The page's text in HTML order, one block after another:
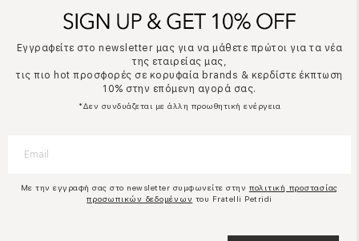
Εγγραφείτε στο newsletter μας για να μάθετε πρώτοι για τα νέα
της εταιρείας μας,
τις πιο hot προσφορές σε κορυφαία brands & κερδίστε έκπτωση
10% στην επόμενη αγορά σας.
*Δεν συνδυάζεται με άλλη προωθητική ενέργεια
Με την εγγραφή σας στο newsletter συμφωνείτε στην πολιτική προστασίας
προσωπικών δεδομένων του Fratelli Petridi